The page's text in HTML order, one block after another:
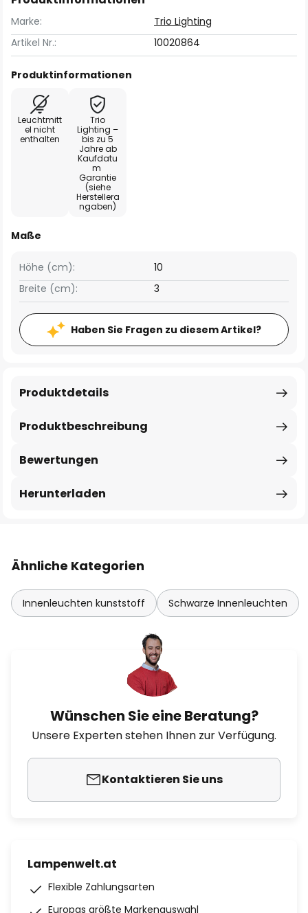
Marke:
Trio Lighting
Artikel Nr.:
10020864
Produktinformationen
Leuchtmitt
el nicht
enthalten
Trio
Lighting –
bis zu 5
Jahre ab
Kaufdatu
m
Garantie
(siehe
Herstellera
ngaben)
Maße
Breite (cm): 3
Höhe (cm): 10
Haben Sie Fragen zu diesem Artikel?
Produktbeschreibung
Produktdetails
Bewertungen
Herunterladen
Ähnliche Kategorien
Innenleuchten kunststoff Schwarze Innenleuchten
Wünschen Sie eine Beratung?
Unsere Experten stehen Ihnen zur Verfügung.
Kontaktieren Sie uns
Lampenwelt.at
Flexible Zahlungsarten
Europas größte Markenauswahl